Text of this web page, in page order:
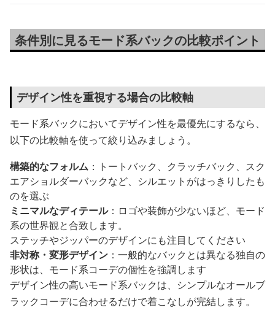
条件別に見るモード系バックの比較ポイント
デザイン性を重視する場合の比較軸
モード系バックにおいてデザイン性を最優先にするなら、
以下の比較軸を使って絞り込みましょう。
構築的なフォルム ：トートバック、クラッチバック、スク
エアショルダーバックなど、シルエットがはっきりしたも
のを選ぶ
ミニマルなディテール：ロゴや装飾が少ないほど、モード
系の世界観と合致します。
ステッチやジッパーのデザインにも注目してください
非対称・変形デザイン ：一般的なバックとは異なる独自の
形状は、モード系コーデの個性を強調します
デザイン性の高いモード系バックは、シンプルなオールブ
ラックコーデに合わせるだけで着こなしが完結します。